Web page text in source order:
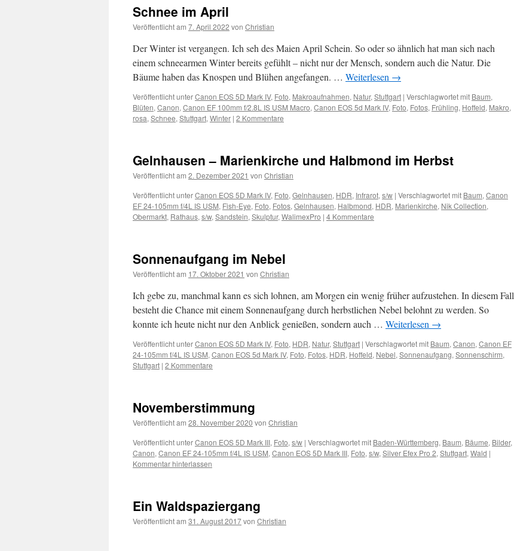
Schnee im April
Veröffentlicht am 7. April 2022 von Christian
Der Winter ist vergangen. Ich seh des Maien April Schein. So oder so ähnlich hat man sich nach
einem schneearmen Winter bereits gefühlt – nicht nur der Mensch, sondern auch die Natur. Die
Bäume haben das Knospen und Blühen angefangen. … Weiterlesen →
Veröffentlicht unterCanon EOS 5D Mark IV, Foto, Makroaufnahmen, Natur, Stuttgart | Verschlagwortet mit Baum,
Blüten, Canon, Canon EF 100mm f/2.8L IS USM Macro, Canon EOS 5d Mark IV, Foto, Fotos, Frühling, Hoffeld, Makro,
rosa, Schnee, Stuttgart, Winter | 2 Kommentare
Gelnhausen – Marienkirche und Halbmond im Herbst
Veröffentlicht am 2. Dezember 2021 von Christian
Veröffentlicht unterCanon EOS 5D Mark IV, Foto, Gelnhausen, HDR, Infrarot, s/w | Verschlagwortet mit Baum, Canon
EF 24-105mm f/4L IS USM, Fish-Eye, Foto, Fotos, Gelnhausen, Halbmond, HDR, Marienkirche, Nik Collection,
Obermarkt, Rathaus, s/w, Sandstein, Skulptur, WalimexPro | 4 Kommentare
Sonnenaufgang im Nebel
Veröffentlicht am 17. Oktober 2021 von Christian
Ich gebe zu, manchmal kann es sich lohnen, am Morgen ein wenig früher aufzustehen. In diesem Fall
besteht die Chance mit einem Sonnenaufgang durch herbstlichen Nebel belohnt zu werden. So
konnte ich heute nicht nur den Anblick genießen, sondern auch … Weiterlesen →
Veröffentlicht unterCanon EOS 5D Mark IV, Foto, HDR, Natur, Stuttgart | Verschlagwortet mit Baum, Canon, Canon EF
24-105mm f/4L IS USM, Canon EOS 5d Mark IV, Foto, Fotos, HDR, Hoffeld, Nebel, Sonnenaufgang, Sonnenschirm,
Stuttgart | 2 Kommentare
Novemberstimmung
Veröffentlicht am 28. November 2020 von Christian
Veröffentlicht unterCanon EOS 5D Mark III, Foto, s/w | Verschlagwortet mit Baden-Württemberg, Baum, Bäume, Bilder,
Canon, Canon EF 24-105mm f/4L IS USM, Canon EOS 5D Mark III, Foto, s/w, Silver Efex Pro 2, Stuttgart, Wald |
Kommentar hinterlassen
Ein Waldspaziergang
Veröffentlicht am 31. August 2017von Christian